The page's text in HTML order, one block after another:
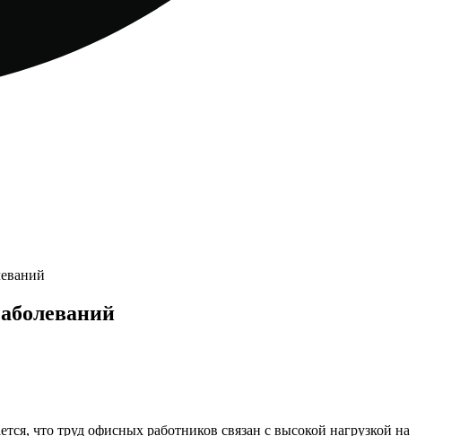
что труд офисных работников связан с высокой нагрузкой на